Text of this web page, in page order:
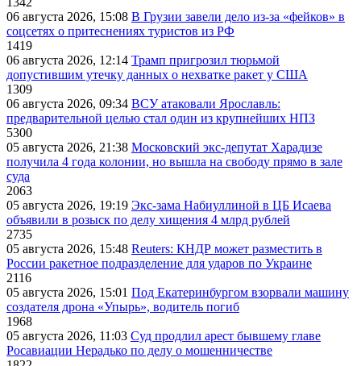
06 августа 2026, 15:08 В Грузии завели дело из-за «фейков» в
соцсетях о притеснениях туристов из РФ
1419
06 августа 2026, 12:14 Трамп пригрозил тюрьмой
допустившим утечку данных о нехватке ракет у США
1309
06 августа 2026, 09:34 ВСУ атаковали Ярославль:
предварительной целью стал один из крупнейших НПЗ
5300
05 августа 2026, 21:38 Московский экс-депутат Харадизе
получила 4 года колонии, но вышла на свободу прямо в зале
суда
2063
05 августа 2026, 19:19 Экс-зама Набиуллиной в ЦБ Исаева
объявили в розыск по делу хищения 4 млрд рублей
2735
05 августа 2026, 15:48 Reuters: КНДР может разместить в
России ракетное подразделение для ударов по Украине
2116
05 августа 2026, 15:01 Под Екатеринбургом взорвали машину
создателя дрона «Упырь», водитель погиб
1968
05 августа 2026, 11:03 Суд продлил арест бывшему главе
Росавиации Нерадько по делу о мошенничестве